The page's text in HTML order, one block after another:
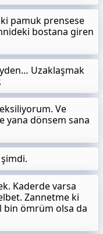
pamuk prensese
bostana giren
Uzaklaşmak
eksiliyorum. Ve
yana dönsem sana
Kaderde varsa
Zannetme ki
bin ömrüm olsa da